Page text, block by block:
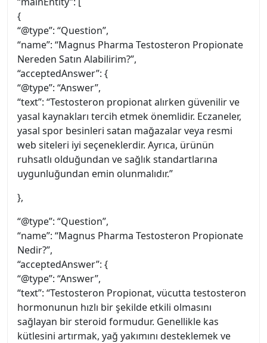
{
“@type”: “Question”,
“name”: “Magnus Pharma Testosteron Propionate
Nereden Satın Alabilirim?”,
“acceptedAnswer”: {
“@type”: “Answer”,
“text”: “Testosteron propionat alırken güvenilir ve
yasal kaynakları tercih etmek önemlidir. Eczaneler,
yasal spor besinleri satan mağazalar veya resmi
web siteleri iyi seçeneklerdir. Ayrıca, ürünün
ruhsatlı olduğundan ve sağlık standartlarına
uygunluğundan emin olunmalıdır.”
},
“@type”: “Question”,
“name”: “Magnus Pharma Testosteron Propionate
Nedir?”,
“acceptedAnswer”: {
“@type”: “Answer”,
“text”: “Testosteron Propionat, vücutta testosteron
hormonunun hızlı bir şekilde etkili olmasını
sağlayan bir steroid formudur. Genellikle kas
kütlesini artırmak, yağ yakımını desteklemek ve